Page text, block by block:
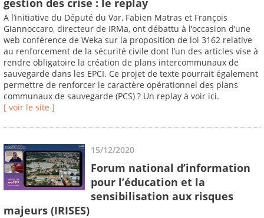
gestion des crise : le replay
A l’initiative du Député du Var, Fabien Matras et François
Giannoccaro, directeur de IRMa, ont débattu à l’occasion d’une
web conférence de Weka sur la proposition de loi 3162 relative
au renforcement de la sécurité civile dont l’un des articles vise à
rendre obligatoire la création de plans intercommunaux de
sauvegarde dans les EPCI. Ce projet de texte pourrait également
permettre de renforcer le caractère opérationnel des plans
communaux de sauvegarde (PCS) ? Un replay à voir ici.
[ voir le site ]
15/12/2020
Forum national d’information
pour l’éducation et la
sensibilisation aux risques
majeurs (IRISES)